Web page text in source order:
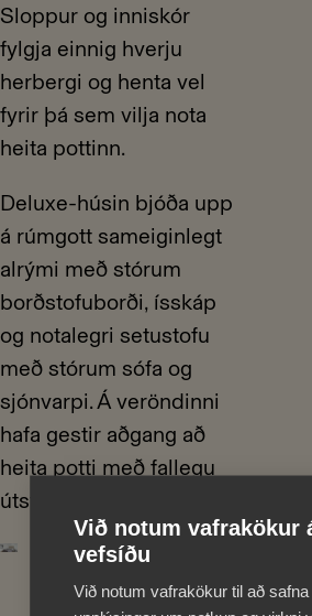
Sloppur og inniskór
fylgja einnig hverju
herbergi og henta vel
fyrir þá sem vilja nota
heita pottinn.
Deluxe-húsin bjóða upp
á rúmgott sameiginlegt
alrými með stórum
borðstofuborði, ísskáp
og notalegri setustofu
með stórum sófa og
sjónvarpi. Á veröndinni
hafa gestir aðgang að
heita potti með fallegu
útsýni yfir sveitina.
Við notum vafrakökur
vefsíðu
Við notum vafrakökur til að